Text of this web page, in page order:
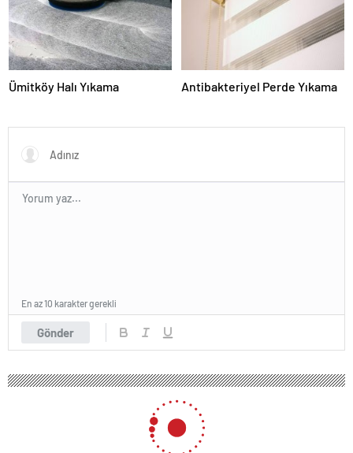
Ümitköy Halı Yıkama Antibakteriyel Perde Yıkama
Gönder
En az 10 karakter gerekli